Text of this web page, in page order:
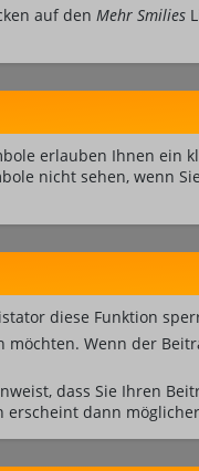
auf den Mehr Smilies
erlauben Ihnen ein
nicht sehen, wenn
diese Funktion
Wenn der
dass Sie Ihren
erscheint dann